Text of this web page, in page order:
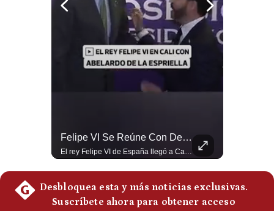
Felipe VI Se Reúne Con De La Espriella Antes De La Investidura | Gestión Mundo